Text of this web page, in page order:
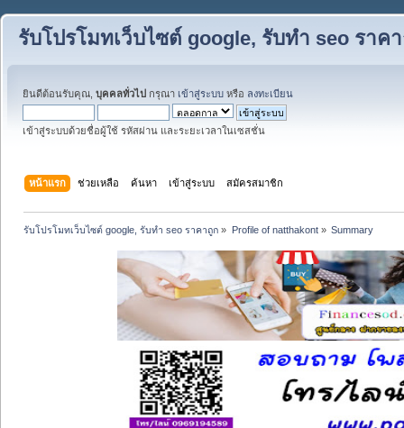
รับโปรโมทเว็บไซต์ google, รับทำ seo ราค
ยินดีต้อนรับคุณ, บุคคลทั่วไป กรุณา เข้าสู่ระบบ หรือ ลงทะเบียน
เข้าสู่ระบบด้วยชื่อผู้ใช้ รหัสผ่าน และระยะเวลาในเซสชั่น
หน้าแรก ช่วยเหลือ ค้นหา เข้าสู่ระบบ สมัครสมาชิก
รับโปรโมทเว็บไซต์ google, รับทำ seo ราคาถูก » Profile of natthakont» Summary